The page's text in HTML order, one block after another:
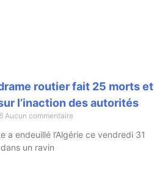
routier fait 25 morts et
l’inaction des autorités
Aucun commentaire
a endeuillé l’Algérie ce vendredi 31
un ravin